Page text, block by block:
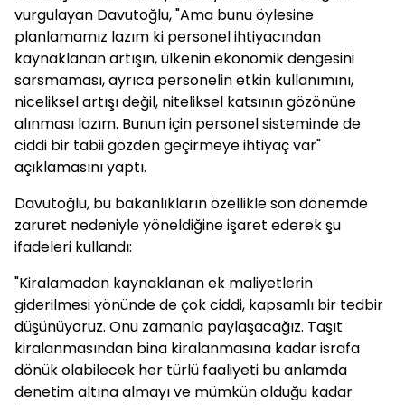
vurgulayan Davutoğlu, "Ama bunu öylesine
planlamamız lazım ki personel ihtiyacından
kaynaklanan artışın, ülkenin ekonomik dengesini
sarsmaması, ayrıca personelin etkin kullanımını,
niceliksel artışı değil, niteliksel katsının gözönüne
alınması lazım. Bunun için personel sisteminde de
ciddi bir tabii gözden geçirmeye ihtiyaç var"
açıklamasını yaptı.
Davutoğlu, bu bakanlıkların özellikle son dönemde
zaruret nedeniyle yöneldiğine işaret ederek şu
ifadeleri kullandı:
"Kiralamadan kaynaklanan ek maliyetlerin
giderilmesi yönünde de çok ciddi, kapsamlı bir tedbir
düşünüyoruz. Onu zamanla paylaşacağız. Taşıt
kiralanmasından bina kiralanmasına kadar israfa
dönük olabilecek her türlü faaliyeti bu anlamda
denetim altına almayı ve mümkün olduğu kadar